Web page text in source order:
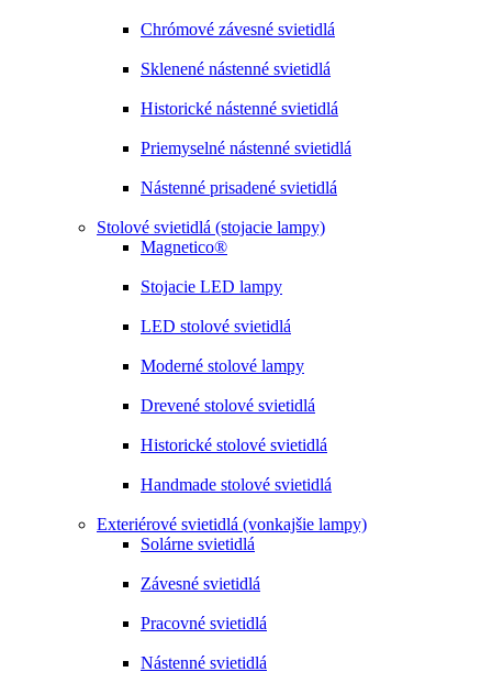
Chrómové závesné svietidlá
Sklenené nástenné svietidlá
Historické nástenné svietidlá
Priemyselné nástenné svietidlá
Nástenné prisadené svietidlá
Stolové svietidlá (stojacie lampy)
Magnetico®
Stojacie LED lampy
LED stolové svietidlá
Moderné stolové lampy
Drevené stolové svietidlá
Historické stolové svietidlá
Handmade stolové svietidlá
Exteriérové svietidlá (vonkajšie lampy)
Solárne svietidlá
Závesné svietidlá
Pracovné svietidlá
Nástenné svietidlá